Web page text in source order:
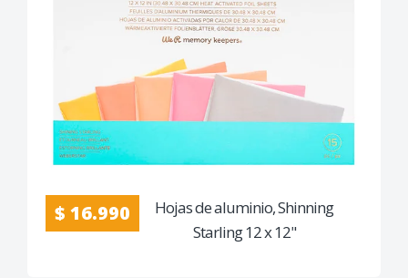
$ 16.990
Hojas de aluminio, Shinning
Starling 12 x 12"